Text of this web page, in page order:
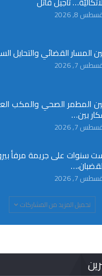
8, 2026
المسار القضائي والتحايل
7, 2026
المطمر الصحي والمكب
بين…
7, 2026
سنوات على جريمة مرفأ
7, 2026
تحميل المزيد من المشاركات